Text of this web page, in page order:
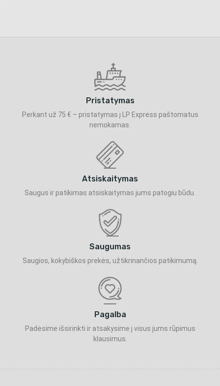
Pristatymas
Perkant už 75 € – pristatymas į LP Express paštomatus
nemokamas.
Atsiskaitymas
Saugus ir patikimas atsiskaitymas jums patogiu būdu.
Saugumas
Saugios, kokybiškos prekės, užtikrinančios patikimumą.
Pagalba
Padėsime išsirinkti ir atsakysime į visus jums rūpimus
klausimus.